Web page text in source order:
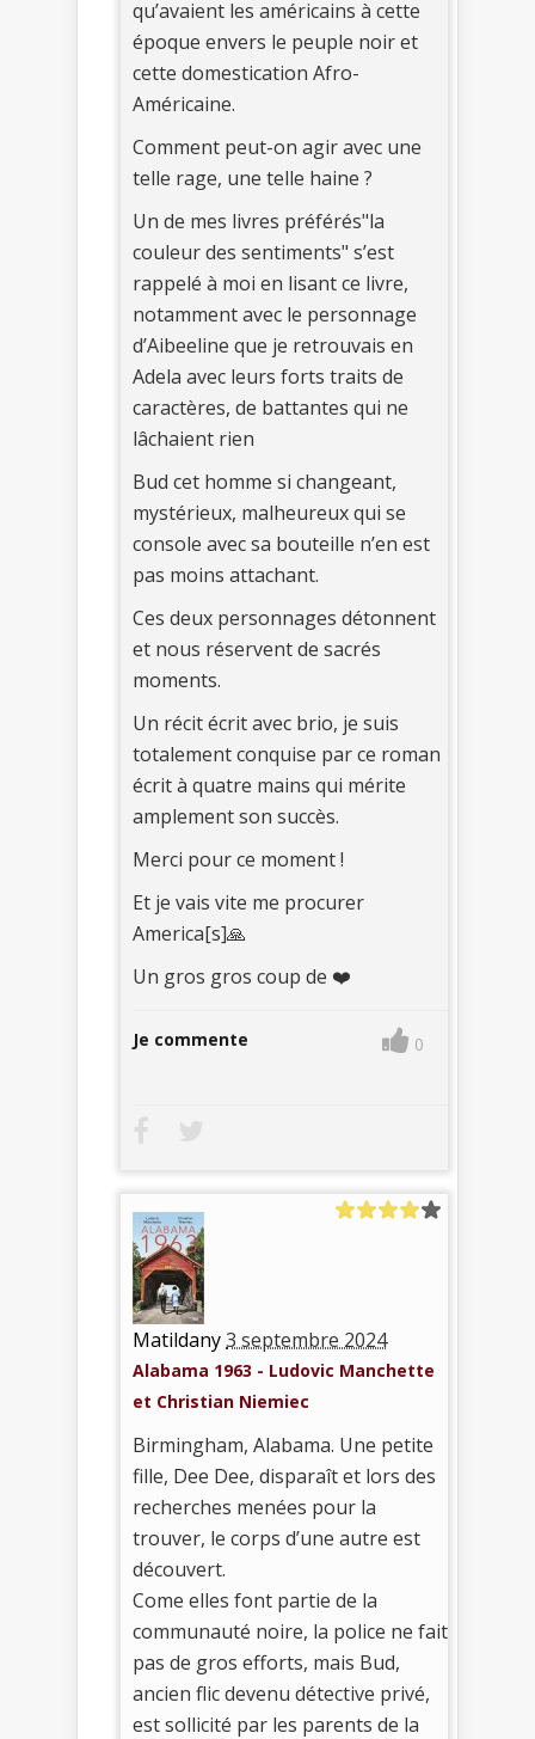
qu’avaient les américains à cette
époque envers le peuple noir et
cette domestication Afro-
Américaine.
Comment peut-on agir avec une
telle rage, une telle haine ?
Un de mes livres préférés"la
couleur des sentiments" s’est
rappelé à moi en lisant ce livre,
notamment avec le personnage
d’Aibeeline que je retrouvais en
Adela avec leurs forts traits de
caractères, de battantes qui ne
lâchaient rien
Bud cet homme si changeant,
mystérieux, malheureux qui se
console avec sa bouteille n’en est
pas moins attachant.
Ces deux personnages détonnent
et nous réservent de sacrés
moments.
Un récit écrit avec brio, je suis
totalement conquise par ce roman
écrit à quatre mains qui mérite
amplement son succès.
Merci pour ce moment !
Et je vais vite me procurer
America[s]🙏
Un gros gros coup de ❤️
Je commente 0
Matildany3 septembre 2024
Alabama 1963 - Ludovic Manchette
et Christian Niemiec
Birmingham, Alabama. Une petite
fille, Dee Dee, disparaît et lors des
recherches menées pour la
trouver, le corps d’une autre est
découvert.
Come elles font partie de la
communauté noire, la police ne fait
pas de gros efforts, mais Bud,
ancien flic devenu détective privé,
est sollicité par les parents de la